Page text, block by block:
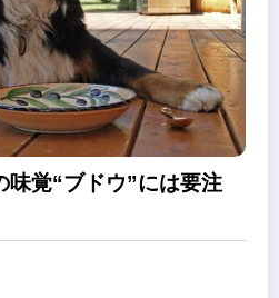
味覚“ブドウ”には要注